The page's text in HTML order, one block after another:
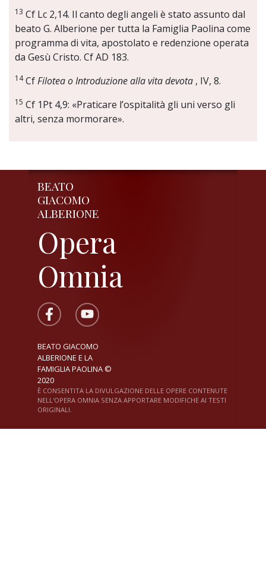
13 Cf Lc 2,14. Il canto degli angeli è stato assunto dal
beato G. Alberione per tutta la Famiglia Paolina come
programma di vita, apostolato e redenzione operata
da Gesù Cristo. Cf AD 183.
14CfFilotea o Introduzione alla vita devota , IV, 8.
15 Cf 1Pt 4,9: «Praticare l’ospitalità gli uni verso gli
altri, senza mormorare».
BEATO
GIACOMO
ALBERIONE
Opera
Omnia
BEATO GIACOMO
ALBERIONE E LA
FAMIGLIA PAOLINA ©
2020
È CONSENTITA LA DIVULGAZIONE DELLE OPERE CONTENUTE
NELL'OPERA OMNIA SENZA APPORTARE MODIFICHE AI TESTI
ORIGINALI.